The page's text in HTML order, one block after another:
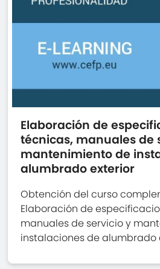
Elaboración de
técnicas, manuales de
mantenimiento de
alumbrado exterior
Obtención del curso
Elaboración de
manuales de servicio y
instalaciones de alumbrado